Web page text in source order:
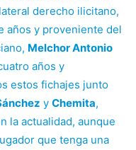
derecho ilicitano,
años y proveniente del
Melchor Antonio
años y
estos fichajes junto
y Chemita,
la actualidad, aunque
que tenga una